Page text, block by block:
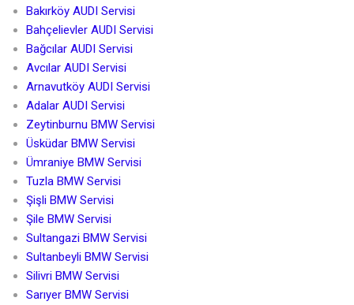
Bakırköy AUDI Servisi
Bahçelievler AUDI Servisi
Bağcılar AUDI Servisi
Avcılar AUDI Servisi
Arnavutköy AUDI Servisi
Adalar AUDI Servisi
Zeytinburnu BMW Servisi
Üsküdar BMW Servisi
Ümraniye BMW Servisi
Tuzla BMW Servisi
Şişli BMW Servisi
Şile BMW Servisi
Sultangazi BMW Servisi
Sultanbeyli BMW Servisi
Silivri BMW Servisi
Sarıyer BMW Servisi